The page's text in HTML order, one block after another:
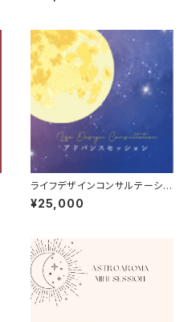
ライフデザインコンサルテーショ
ン【アドバンスセッション】
¥25,000